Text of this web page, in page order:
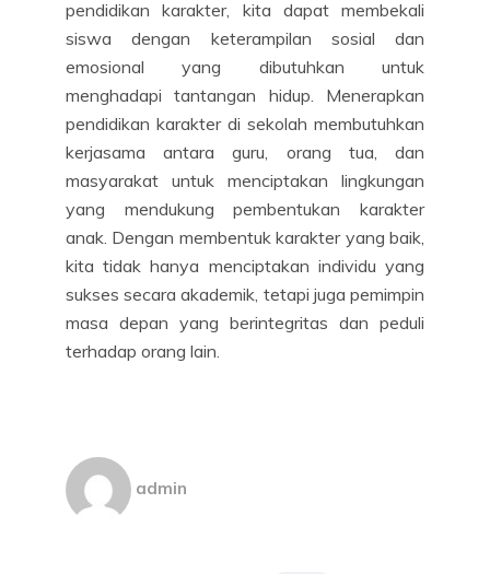
pendidikan karakter, kita dapat membekali
siswa dengan keterampilan sosial dan
emosional yang dibutuhkan untuk
menghadapi tantangan hidup. Menerapkan
pendidikan karakter di sekolah membutuhkan
kerjasama antara guru, orang tua, dan
masyarakat untuk menciptakan lingkungan
yang mendukung pembentukan karakter
anak. Dengan membentuk karakter yang baik,
kita tidak hanya menciptakan individu yang
sukses secara akademik, tetapi juga pemimpin
masa depan yang berintegritas dan peduli
terhadap orang lain.
admin